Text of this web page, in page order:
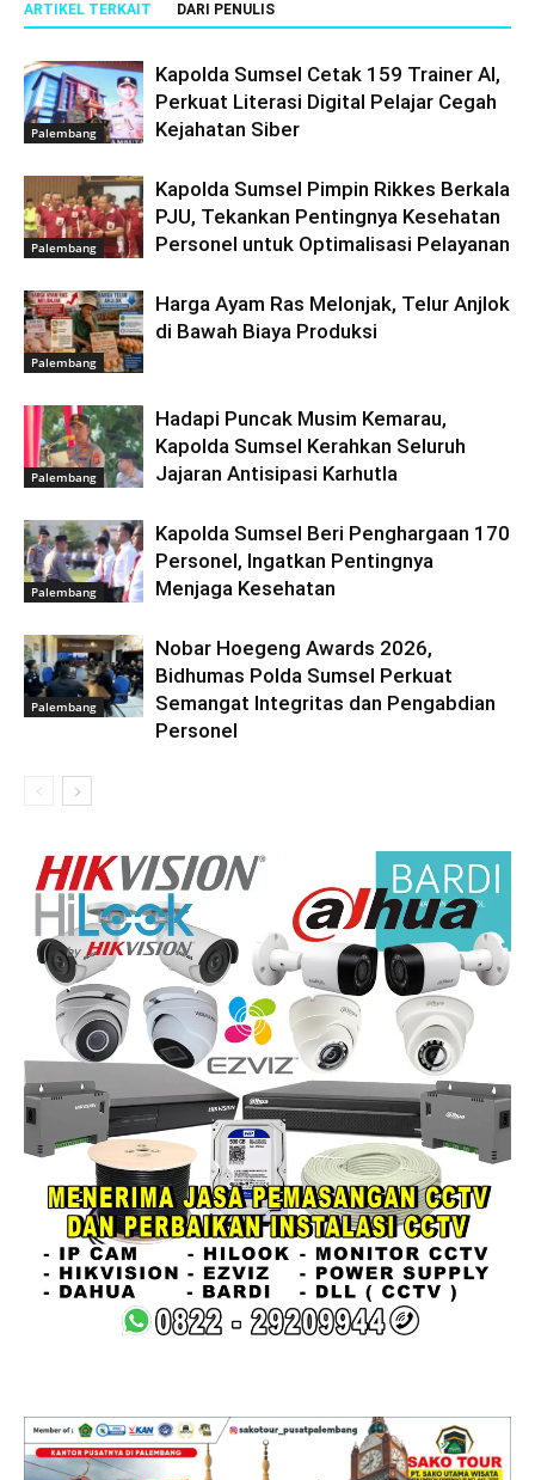
ARTIKEL TERKAIT DARI PENULIS
Palembang
Kapolda Sumsel Cetak 159 Trainer AI,
Perkuat Literasi Digital Pelajar Cegah
Kejahatan Siber
Palembang
Kapolda Sumsel Pimpin Rikkes Berkala
PJU, Tekankan Pentingnya Kesehatan
Personel untuk Optimalisasi Pelayanan
Palembang
Harga Ayam Ras Melonjak, Telur Anjlok
di Bawah Biaya Produksi
Palembang
Hadapi Puncak Musim Kemarau,
Kapolda Sumsel Kerahkan Seluruh
Jajaran Antisipasi Karhutla
Palembang
Kapolda Sumsel Beri Penghargaan 170
Personel, Ingatkan Pentingnya
Menjaga Kesehatan
Palembang
Nobar Hoegeng Awards 2026,
Bidhumas Polda Sumsel Perkuat
Semangat Integritas dan Pengabdian
Personel